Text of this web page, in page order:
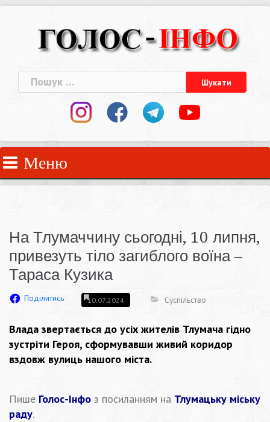
Пошук:
Меню
На Тлумаччину сьогодні, 10 липня,
привезуть тіло загиблого воїна –
Тараса Кузика
Поділитись 10.07.2024 Суспільство
Влада звертається до усіх жителів Тлумача гідно
зустріти Героя, сформувавши живий коридор
вздовж вулиць нашого міста.
Пише Голос-Інфо з посиланням на Тлумацьку міську
раду.